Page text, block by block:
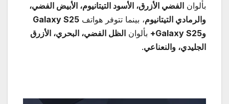
بألوان الفضي الأزرق، الأسود التيتانيوم، الأبيض الفضي،
والرمادي التيتانيوم، بينما تتوفر هواتف Galaxy S25
وGalaxy S25+ بألوان الظل الفضي، البحري، الأزرق
الجليدي، والنعناعي.